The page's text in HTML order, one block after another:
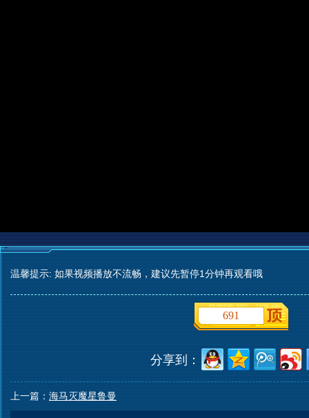
温馨提示: 如果视频播放不流畅，建议先暂停1分钟再观看哦
691
分享到：
上一篇： 海马灭魔星鲁曼